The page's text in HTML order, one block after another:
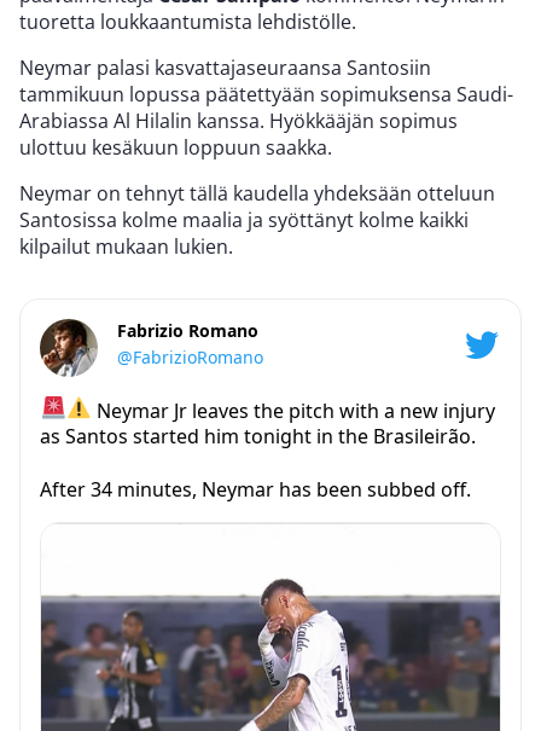
tuoretta loukkaantumista lehdistölle.
Neymar palasi kasvattajaseuraansa Santosiin
tammikuun lopussa päätettyään sopimuksensa Saudi-
Arabiassa Al Hilalin kanssa. Hyökkääjän sopimus
ulottuu kesäkuun loppuun saakka.
Neymar on tehnyt tällä kaudella yhdeksään otteluun
Santosissa kolme maalia ja syöttänyt kolme kaikki
kilpailut mukaan lukien.
Fabrizio Romano
@FabrizioRomano
Neymar Jr leaves the pitch with a new injury
as Santos started him tonight in the Brasileirão.
After 34 minutes, Neymar has been subbed off.